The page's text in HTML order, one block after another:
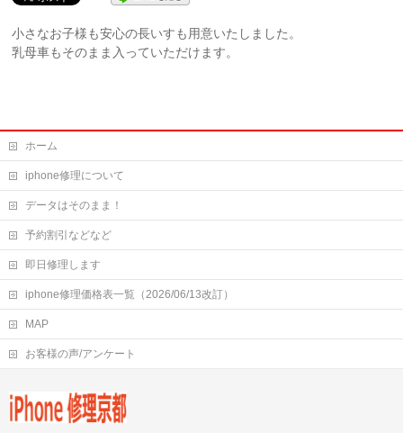
小さなお子様も安心の長いすも用意いたしました。
乳母車もそのまま入っていただけます。
ホーム
iphone修理について
データはそのまま！
予約割引などなど
即日修理します
iphone修理価格表一覧（2026/06/13改訂）
MAP
お客様の声/アンケート